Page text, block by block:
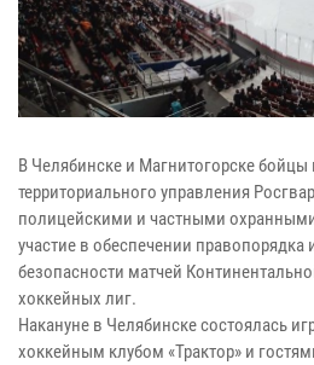
В Челябинске и Магнитогорске
территориального управления
полицейскими и частными
участие в обеспечении правопорядка
безопасности матчей
хоккейных лиг.
Накануне в Челябинске состоялась
хоккейным клубом «Трактор» и